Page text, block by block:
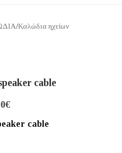
/Καλώδια ηχείων
cable
€
cable